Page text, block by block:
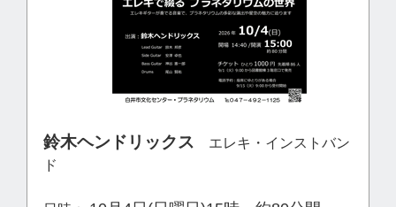
鈴木ヘンドリックス
エレキ・インストバン
ド